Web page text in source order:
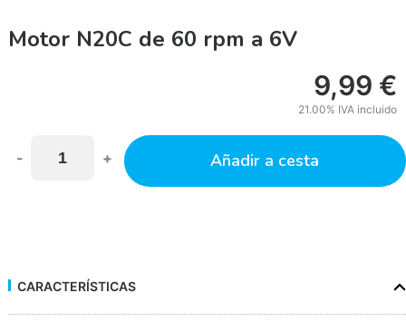
Motor N20C de 60 rpm a 6V
9,99 €
21.00% IVA incluido
- + Añadir a cesta
CARACTERÍSTICAS